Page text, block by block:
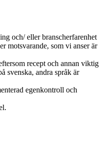
och/ eller branscherfarenhet
motsvarande, som vi anser är
recept och annan viktig
svenska, andra språk är
egenkontroll och